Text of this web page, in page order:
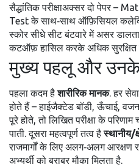
सैद्धांतिक परीक्षाअक्सर दो पेपर –
Testके साथ‑साथ ऑफ़िसियल
स्कोर सीधे सीट बंटवारे में असर
कटऑफ़ हासिल करके अधिक सुरक्षित
मुख्य पहलू और उनके
पहला कदम हैशारीरिक मानक. हर
होते हैं – हाईजैक्टेड बॉडी, ऊँचाई,
पूरे होते, तो लिखित परीक्षा के
पाती. दूसरा महत्वपूर्ण तत्व हैस्थानीय/
राजमार्गों के लिए अलग‑अलग आरक्षण
अभ्यर्थी को बराबर मौका मिलता है.